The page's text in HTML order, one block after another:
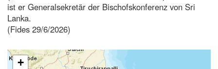
ist er Generalsekretär der Bischofskonferenz von Sri
Lanka.
(Fides 29/6/2026)
+